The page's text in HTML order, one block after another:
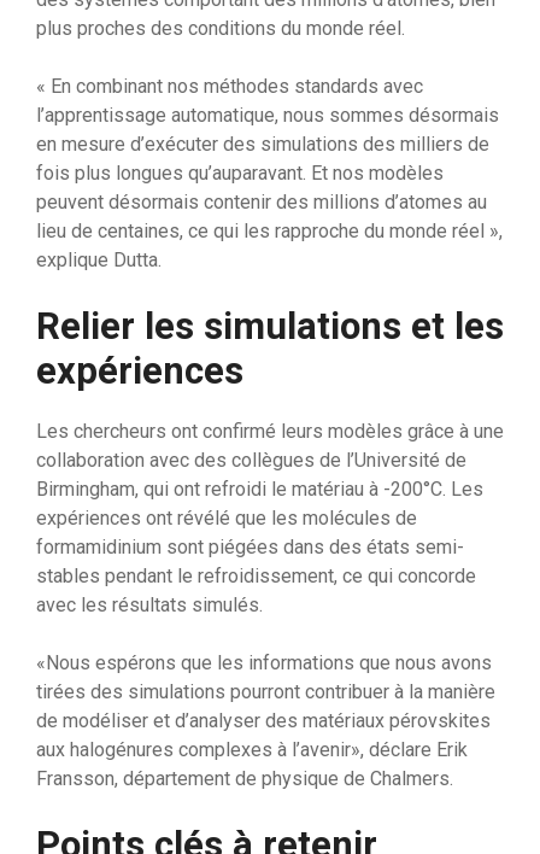
plus proches des conditions du monde réel.
« En combinant nos méthodes standards avec
l’apprentissage automatique, nous sommes désormais
en mesure d’exécuter des simulations des milliers de
fois plus longues qu’auparavant. Et nos modèles
peuvent désormais contenir des millions d’atomes au
lieu de centaines, ce qui les rapproche du monde réel »,
explique Dutta.
Relier les simulations et les
expériences
Les chercheurs ont confirmé leurs modèles grâce à une
collaboration avec des collègues de l’Université de
Birmingham, qui ont refroidi le matériau à -200°C. Les
expériences ont révélé que les molécules de
formamidinium sont piégées dans des états semi-
stables pendant le refroidissement, ce qui concorde
avec les résultats simulés.
«Nous espérons que les informations que nous avons
tirées des simulations pourront contribuer à la manière
de modéliser et d’analyser des matériaux pérovskites
aux halogénures complexes à l’avenir», déclare Erik
Fransson, département de physique de Chalmers.
Points clés à retenir